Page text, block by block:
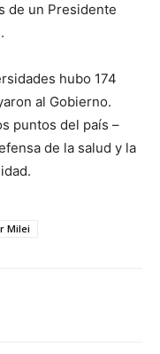
de un Presidente
hubo 174
al Gobierno.
puntos del país –
de la salud y la
Milei